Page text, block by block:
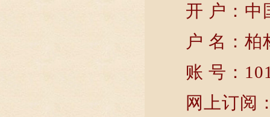
开 户：中
户 名：柏
账 号：
网上订阅